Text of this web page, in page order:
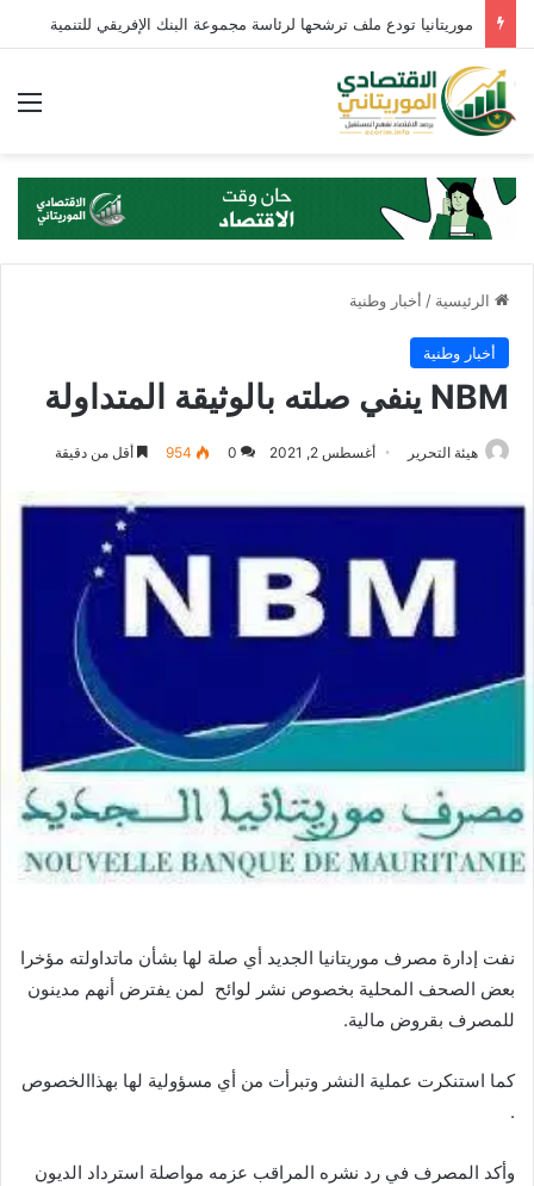
موريتانيا تودع ملف ترشحها لرئاسة مجموعة البنك الإفريقي للتنمية
الرئيسية / أخبار وطنية
أخبار وطنية
NBM ينفي صلته بالوثيقة المتداولة
هيئة التحرير أغسطس 2, 2021 0
954 أقل من دقيقة
نفت إدارة مصرف موريتانيا الجديد أي صلة لها بشأن ماتداولته مؤخرا
بعض الصحف المحلية بخصوص نشر لوائح لمن يفترض أنهم مدينون
للمصرف بقروض مالية.
كما استنكرت عملية النشر وتبرأت من أي مسؤولية لها بهذاالخصوص
.
وأكد المصرف في رد نشره المراقب عزمه مواصلة استرداد الديون